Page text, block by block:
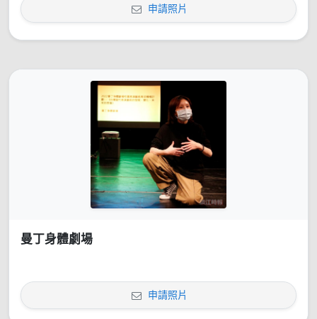
申請照片
曼丁身體劇場
申請照片